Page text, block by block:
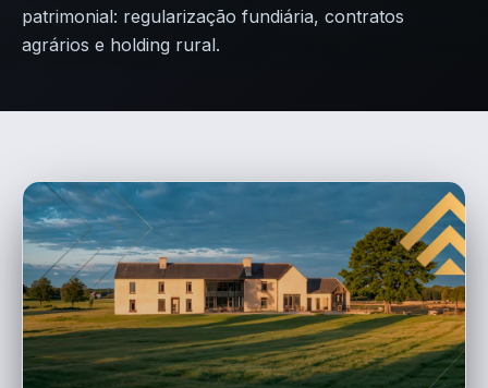
patrimonial: regularização fundiária, contratos
agrários e holding rural.